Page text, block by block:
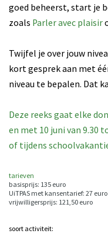
goed beheerst, start je
zoals Parler avec plaisir
Twijfel je over jouw
kort gesprek aan met
niveau te bepalen. Dat
Deze reeks gaat elke
en met 10 juni van 9.30
of tijdens
tarieven
basisprijs: 135 euro
UiTPAS met kansentarief: 27 euro
vrijwilligersprijs: 121,50 euro
soort activiteit: